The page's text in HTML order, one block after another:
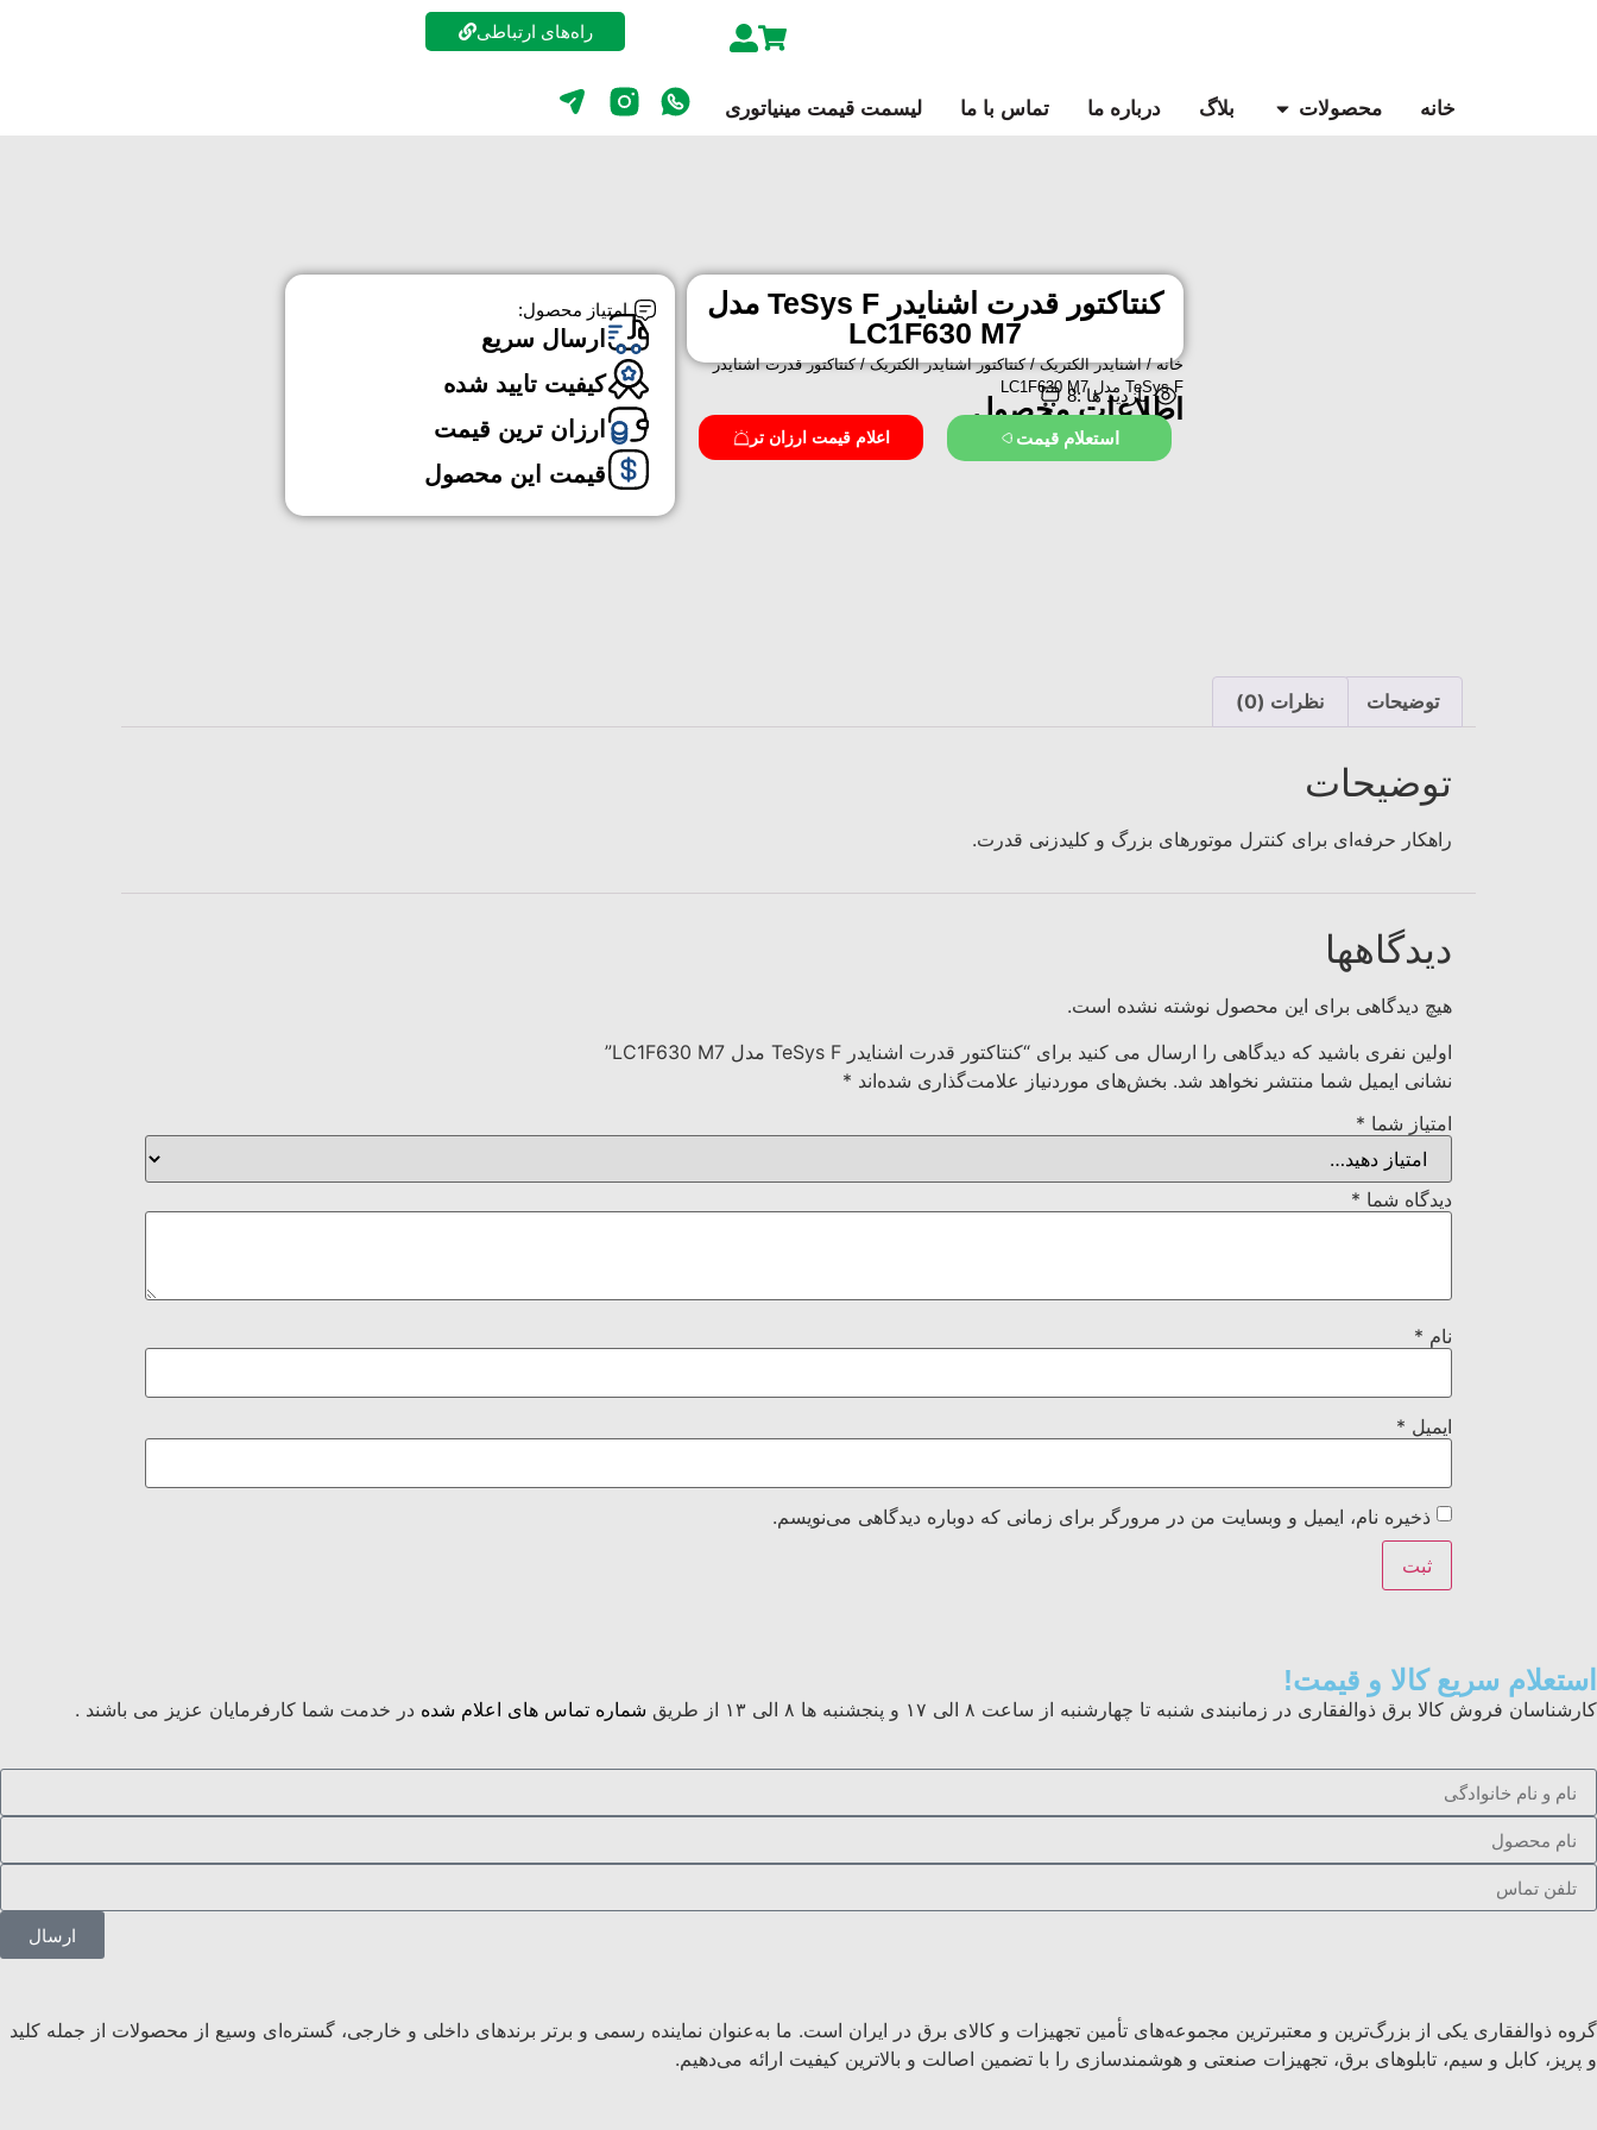
راه‌های ارتباطی
خانه محصولات بلاگ درباره ما تماس با ما لیسمت قیمت مینیاتوری
کنتاکتور قدرت اشنایدر TeSys F مدل
LC1F630 M7
خانه/اشنایدر الکتریک/کنتاکتور اشنایدر الکتریک/ کنتاکتور قدرت اشنایدر
TeSys F مدل LC1F630 M7بازدید ها :8
اطلاعات محصول
استعلام قیمت اعلام قیمت ارزان تر
امتیاز محصول:
ارسال سریع
کیفیت تایید شده
ارزان ترین قیمت
قیمت این محصول
توضیحات نظرات (0)
توضیحات
راهکار حرفه‌ای برای کنترل موتورهای بزرگ و کلیدزنی قدرت.
دیدگاهها
هیچ دیدگاهی برای این محصول نوشته نشده است.
اولین نفری باشید که دیدگاهی را ارسال می کنید برای “کنتاکتور قدرت اشنایدر TeSys F مدل LC1F630 M7”
نشانی ایمیل شما منتشر نخواهد شد. بخش‌های موردنیاز علامت‌گذاری شده‌اند *
امتیاز شما *
دیدگاه شما *
نام *
ایمیل *
ذخیره نام، ایمیل و وبسایت من در مرورگر برای زمانی که دوباره دیدگاهی می‌نویسم.
استعلام سریع کالا و قیمت!
کارشناسان فروش کالا برق ذوالفقاری در زمانبندی شنبه تا چهارشنبه از ساعت ۸ الی ۱۷ و پنجشنبه ها ۸ الی ۱۳ از طریق شماره تماس های اعلام شده در خدمت شما کارفرمایان عزیز می باشند .
ارسال
گروه ذوالفقاری یکی از بزرگ‌ترین و معتبرترین مجموعه‌های تأمین تجهیزات و کالای برق در ایران است. ما به‌عنوان نماینده رسمی و برتر برندهای داخلی و خارجی، گستره‌ای وسیع از محصولات از جمله کلید
و پریز، کابل و سیم، تابلوهای برق، تجهیزات صنعتی و هوشمندسازی را با تضمین اصالت و بالاترین کیفیت ارائه می‌دهیم.